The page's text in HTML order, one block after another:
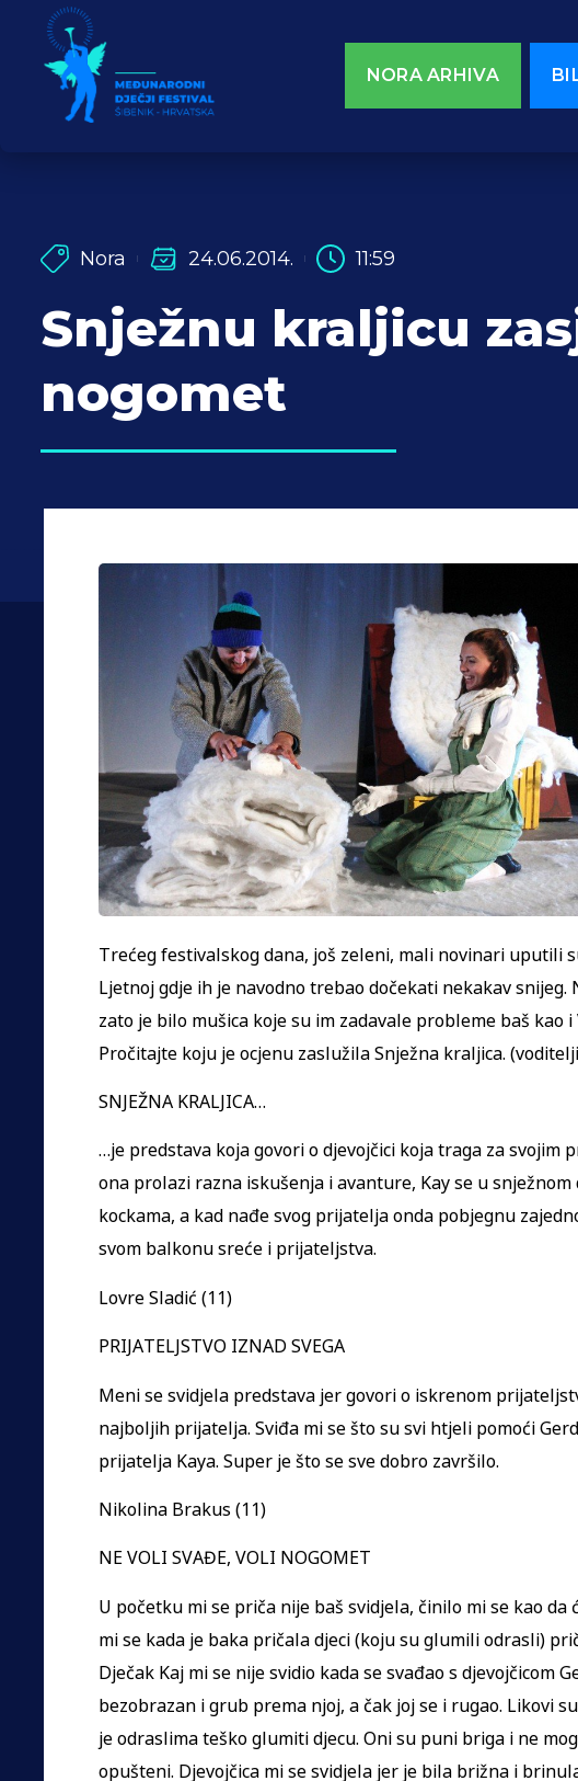
NORA ARHIVA
Nora 24.06.2014. 11:59
Snježnu kraljicu
nogomet
Trećeg festivalskog dana, još zeleni, mali novinari uputili
Ljetnoj gdje ih je navodno trebao dočekati nekakav snijeg.
zato je bilo mušica koje su im zadavale probleme baš kao
Pročitajte koju je ocjenu zaslužila Snježna kraljica.
SNJEŽNA KRALJICA…
…je predstava koja govori o djevojčici koja traga za svojim
ona prolazi razna iskušenja i avanture, Kay se u
kockama, a kad nađe svog prijatelja onda pobjegnu
svom balkonu sreće i prijateljstva.
Lovre Sladić (11)
PRIJATELJSTVO IZNAD SVEGA
Meni se svidjela predstava jer govori o iskrenom
najboljih prijatelja. Sviđa mi se što su svi htjeli pomoći
prijatelja Kaya. Super je što se sve dobro završilo.
Nikolina Brakus (11)
NE VOLI SVAĐE, VOLI NOGOMET
U početku mi se priča nije baš svidjela, činilo mi se kao da
mi se kada je baka pričala djeci (koju su glumili odrasli)
Dječak Kaj mi se nije svidio kada se svađao s djevojčicom
bezobrazan i grub prema njoj, a čak joj se i rugao. Likovi
je odraslima teško glumiti djecu. Oni su puni briga i ne
opušteni. Djevojčica mi se svidjela jer je bila brižna i